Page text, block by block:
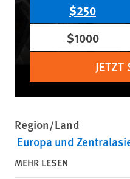
$250
$1000
JETZT
Region/Land
Europa und
MEHR LESEN